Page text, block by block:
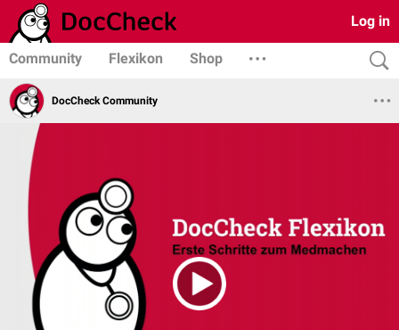
Log in
Community Flexikon Shop
DocCheck Community